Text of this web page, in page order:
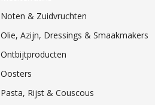
Noten & Zuidvruchten
Olie, Azijn, Dressings & Smaakmakers
Ontbijtproducten
Oosters
Pasta, Rijst & Couscous